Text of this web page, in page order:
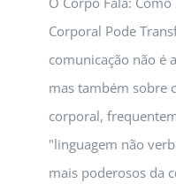
Corporal Pode
comunicação não é
mas também sobre
corporal,
"linguagem não
mais poderosos da